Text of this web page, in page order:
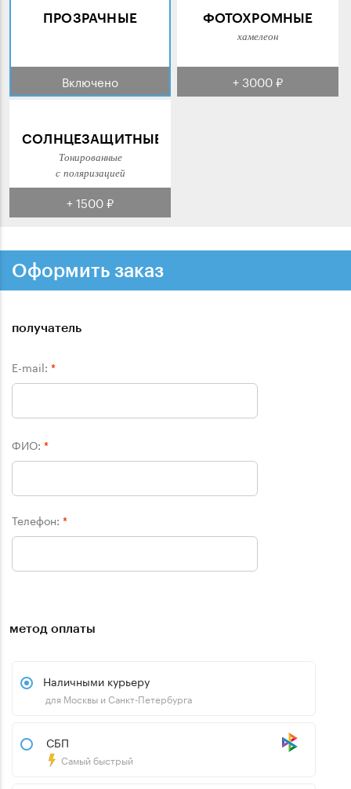
ПРОЗРАЧНЫЕ
Включено
ФОТОХРОМНЫЕ
хамелеон
+ 3000 ₽
СОЛНЦЕЗАЩИТНЫЕ
Тонированные
с поляризацией
+ 1500 ₽
Оформить заказ
получатель
E-mail: *
ФИО: *
Телефон: *
метод оплаты
Наличными курьеру
для Москвы и Санкт-Петербурга
СБП
Самый быстрый